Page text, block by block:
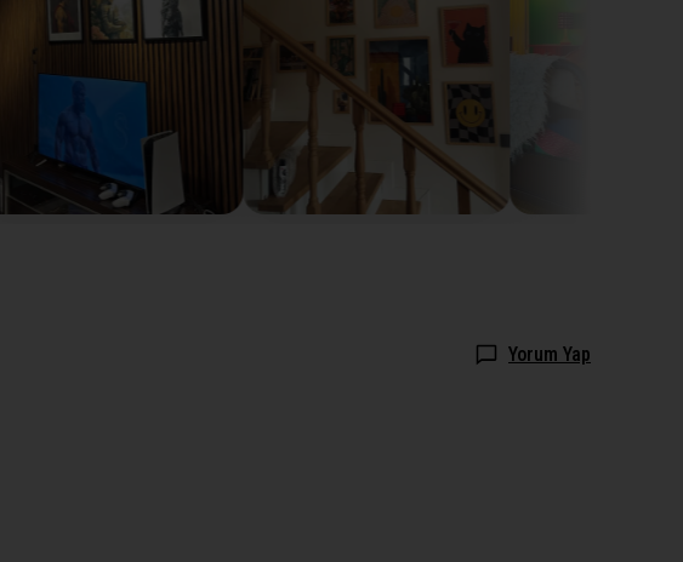
Yorum Yap